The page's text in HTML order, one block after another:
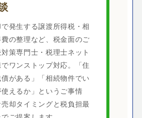
発生する譲渡所得税・相
の整理など、税金面のご
策専門士・税理士ネット
ワンストップ対応。「住
がある」「相続物件でい
使えるか」というご事情
却タイミングと税負担最